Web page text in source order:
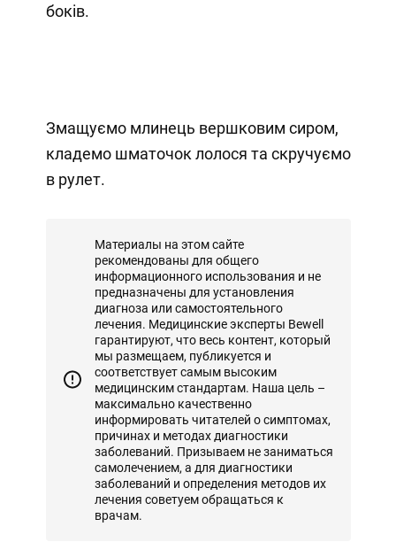
боків.
Змащуємо млинець вершковим сиром,
кладемо шматочок лолося та скручуємо
в рулет.
Материалы на этом сайте
рекомендованы для общего
информационного использования и не
предназначены для установления
диагноза или самостоятельного
лечения. Медицинские эксперты Bewell
гарантируют, что весь контент, который
мы размещаем, публикуется и
соответствует самым высоким
медицинским стандартам. Наша цель –
максимально качественно
информировать читателей о симптомах,
причинах и методах диагностики
заболеваний. Призываем не заниматься
самолечением, а для диагностики
заболеваний и определения методов их
лечения советуем обращаться к
врачам.